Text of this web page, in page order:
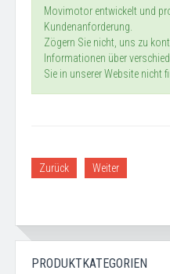
Movimotor entwickelt und
Kundenanforderung.
Zögern Sie nicht, uns zu
Informationen über
Sie in unserer Website nicht
Zurück Weiter
PRODUKTKATEGORIEN